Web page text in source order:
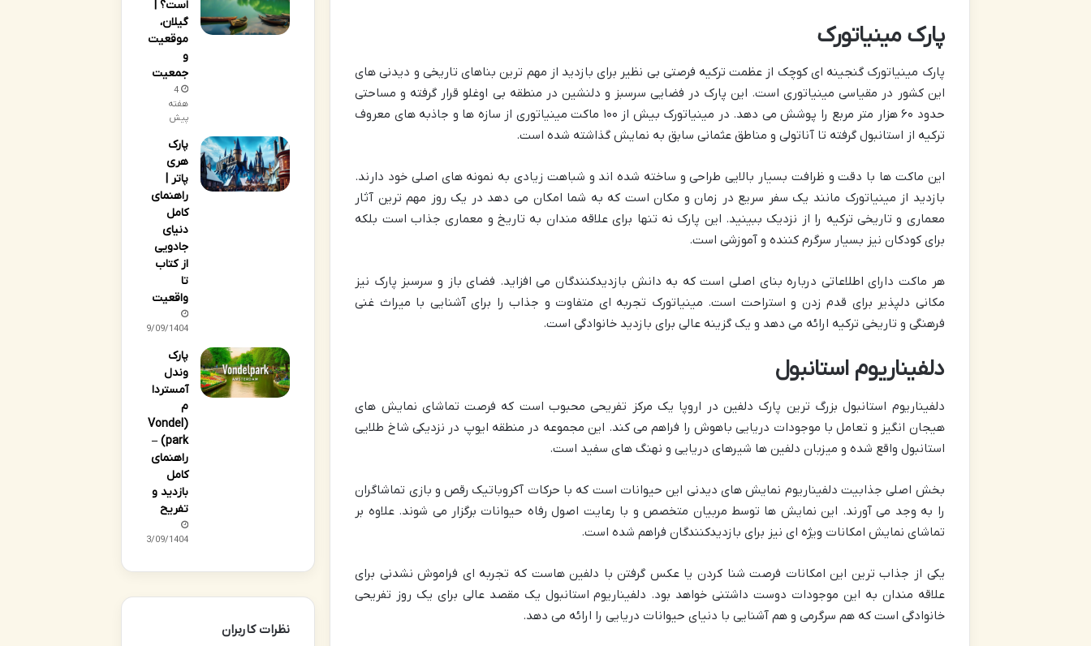
پارک مینیاتورک
پارک مینیاتورک گنجینه ای کوچک از عظمت ترکیه فرصتی بی نظیر برای بازدید از مهم ترین بناهای تاریخی و دیدنی های
این کشور در مقیاسی مینیاتوری است. این پارک در فضایی سرسبز و دلنشین در منطقه بی اوغلو قرار گرفته و مساحتی
حدود ۶۰ هزار متر مربع را پوشش می دهد. در مینیاتورک بیش از ۱۰۰ ماکت مینیاتوری از سازه ها و جاذبه های معروف
ترکیه از استانبول گرفته تا آناتولی و مناطق عثمانی سابق به نمایش گذاشته شده است.
این ماکت ها با دقت و ظرافت بسیار بالایی طراحی و ساخته شده اند و شباهت زیادی به نمونه های اصلی خود دارند.
بازدید از مینیاتورک مانند یک سفر سریع در زمان و مکان است که به شما امکان می دهد در یک روز مهم ترین آثار
معماری و تاریخی ترکیه را از نزدیک ببینید. این پارک نه تنها برای علاقه مندان به تاریخ و معماری جذاب است بلکه
برای کودکان نیز بسیار سرگرم کننده و آموزشی است.
هر ماکت دارای اطلاعاتی درباره بنای اصلی است که به دانش بازدیدکنندگان می افزاید. فضای باز و سرسبز پارک نیز
مکانی دلپذیر برای قدم زدن و استراحت است. مینیاتورک تجربه ای متفاوت و جذاب را برای آشنایی با میراث غنی
فرهنگی و تاریخی ترکیه ارائه می دهد و یک گزینه عالی برای بازدید خانوادگی است.
دلفیناریوم استانبول
دلفیناریوم استانبول بزرگ ترین پارک دلفین در اروپا یک مرکز تفریحی محبوب است که فرصت تماشای نمایش های
هیجان انگیز و تعامل با موجودات دریایی باهوش را فراهم می کند. این مجموعه در منطقه ایوپ در نزدیکی شاخ طلایی
استانبول واقع شده و میزبان دلفین ها شیرهای دریایی و نهنگ های سفید است.
بخش اصلی جذابیت دلفیناریوم نمایش های دیدنی این حیوانات است که با حرکات آکروباتیک رقص و بازی تماشاگران
را به وجد می آورند. این نمایش ها توسط مربیان متخصص و با رعایت اصول رفاه حیوانات برگزار می شوند. علاوه بر
تماشای نمایش امکانات ویژه ای نیز برای بازدیدکنندگان فراهم شده است.
یکی از جذاب ترین این امکانات فرصت شنا کردن یا عکس گرفتن با دلفین هاست که تجربه ای فراموش نشدنی برای
علاقه مندان به این موجودات دوست داشتنی خواهد بود. دلفیناریوم استانبول یک مقصد عالی برای یک روز تفریحی
خانوادگی است که هم سرگرمی و هم آشنایی با دنیای حیوانات دریایی را ارائه می دهد.
است؟ |
گیلان،
موقعیت
و
جمعیت
4
هفته
پیش
پارک
هری
پاتر |
راهنمای
کامل
دنیای
جادویی
از کتاب
تا
واقعیت
29/09/1404
پارک
وندل
آمستردا
م
(Vondel
park) –
راهنمای
کامل
بازدید و
تفریح
23/09/1404
نظرات کاربران